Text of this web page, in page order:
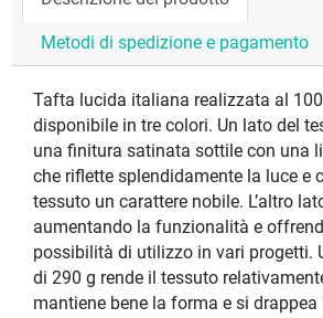
Metodi di spedizione e pagamento
Tafta lucida italiana realizzata al
disponibile in tre colori. Un lato del
una finitura satinata sottile con una
che riflette splendidamente la luce e
tessuto un carattere nobile. L’altro
aumentando la funzionalità e
possibilità di utilizzo in vari progetti.
di 290 g rende il tessuto
mantiene bene la forma e si